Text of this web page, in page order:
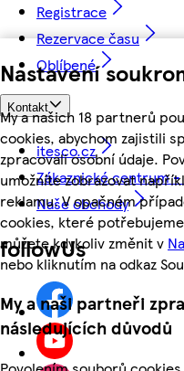
Nastavení
My a našich 18 partnerů
cookies, abychom zajistili
zpracovali osobní údaje.
umožníte zobrazovat
reklamu. V opačném
cookies, které
můžete kdykoliv změnit v
nebo kliknutím na odkaz
My a naši partneři
následujících důvodů
Registrace
Rezervace času
Oblíbené
Kontakt
itesco.cz
Zákaznické centrum
Naše obchody
followUs